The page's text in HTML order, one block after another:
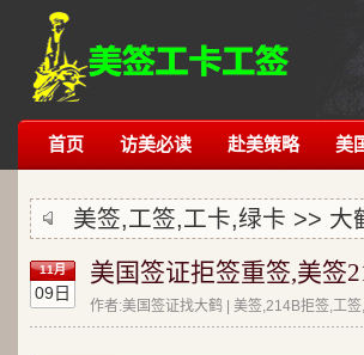
首页 访美必读 赴美策略 美
美签,工签,工卡,绿卡 >> 大
11月
09日
美国签证拒签重签,美签
作者:美国签证找大鹤 | 美签,214B拒签,工